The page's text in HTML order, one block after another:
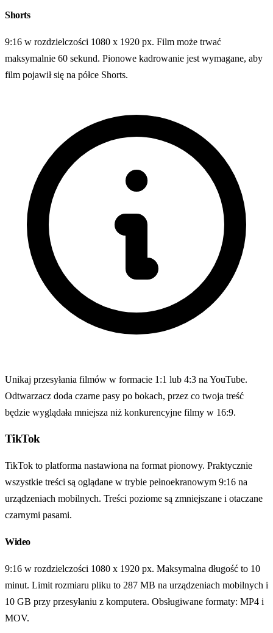
Shorts
9:16 w rozdzielczości 1080 x 1920 px. Film może trwać
maksymalnie 60 sekund. Pionowe kadrowanie jest wymagane, aby
film pojawił się na półce Shorts.
Unikaj przesyłania filmów w formacie 1:1 lub 4:3 na YouTube.
Odtwarzacz doda czarne pasy po bokach, przez co twoja treść
będzie wyglądała mniejsza niż konkurencyjne filmy w 16:9.
TikTok
TikTok to platforma nastawiona na format pionowy. Praktycznie
wszystkie treści są oglądane w trybie pełnoekranowym 9:16 na
urządzeniach mobilnych. Treści poziome są zmniejszane i otaczane
czarnymi pasami.
Wideo
9:16 w rozdzielczości 1080 x 1920 px. Maksymalna długość to 10
minut. Limit rozmiaru pliku to 287 MB na urządzeniach mobilnych i
10 GB przy przesyłaniu z komputera. Obsługiwane formaty: MP4 i
MOV.